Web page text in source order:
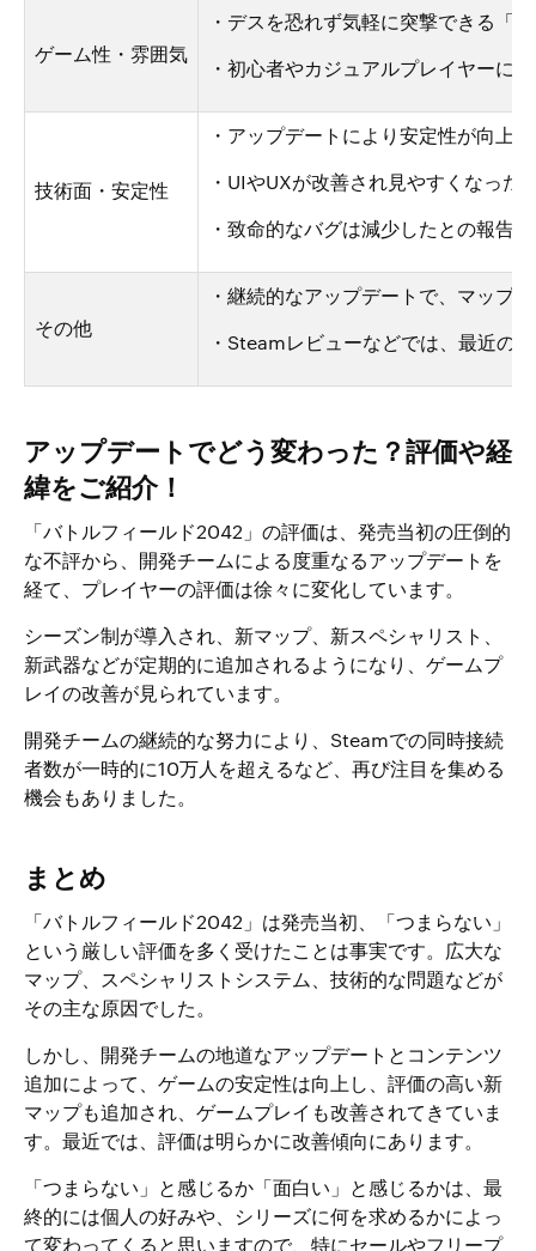
ゲーム性・雰囲気
・デスを恐れず気軽に突撃できる「
・初心者やカジュアルプレイヤーに
技術面・安定性
・アップデートにより安定性が向上
・UIやUXが改善され見やすくなった
・致命的なバグは減少したとの報告
その他
・継続的なアップデートで、マップ
・Steamレビューなどでは、最近の
アップデートでどう変わった？評価や経
緯をご紹介！
「バトルフィールド2042」の評価は、発売当初の圧倒的
な不評から、開発チームによる度重なるアップデートを
経て、プレイヤーの評価は徐々に変化しています。
シーズン制が導入され、新マップ、新スペシャリスト、
新武器などが定期的に追加されるようになり、ゲームプ
レイの改善が見られています。
開発チームの継続的な努力により、Steamでの同時接続
者数が一時的に10万人を超えるなど、再び注目を集める
機会もありました。
まとめ
「バトルフィールド2042」は発売当初、「つまらない」
という厳しい評価を多く受けたことは事実です。広大な
マップ、スペシャリストシステム、技術的な問題などが
その主な原因でした。
しかし、開発チームの地道なアップデートとコンテンツ
追加によって、ゲームの安定性は向上し、評価の高い新
マップも追加され、ゲームプレイも改善されてきていま
す。最近では、評価は明らかに改善傾向にあります。
「つまらない」と感じるか「面白い」と感じるかは、最
終的には個人の好みや、シリーズに何を求めるかによっ
て変わってくると思いますので、特にセールやフリープ